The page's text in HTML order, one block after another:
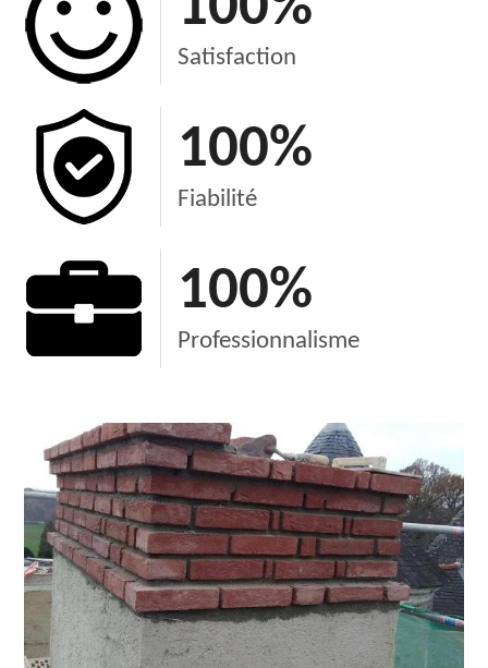
Satisfaction
100%
Fiabilité
100%
Professionnalisme